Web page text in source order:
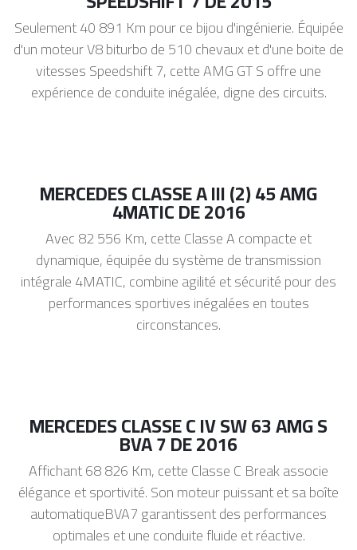
Seulement 40 891 Km pour ce bijou d'ingénierie. Équipée
d'un moteur V8 biturbo de 510 chevaux et d'une boite de
vitesses Speedshift 7, cette AMG GT S offre une
expérience de conduite inégalée, digne des circuits.
MERCEDES CLASSE A III (2) 45 AMG
4MATIC DE 2016
Avec 82 556 Km, cette Classe A compacte et
dynamique, équipée du système de transmission
intégrale 4MATIC, combine agilité et sécurité pour des
performances sportives inégalées en toutes
circonstances.
MERCEDES CLASSE C IV SW 63 AMG S
BVA 7 DE 2016
Affichant 68 826 Km, cette Classe C Break associe
élégance et sportivité. Son moteur puissant et sa boîte
automatiqueBVA7 garantissent des performances
optimales et une conduite fluide et réactive.